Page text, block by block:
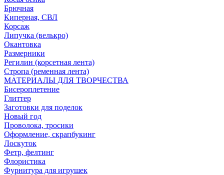
Брючная
Киперная, СВЛ
Корсаж
Липучка (велькро)
Окантовка
Размерники
Регилин (корсетная лента)
Стропа (ременная лента)
МАТЕРИАЛЫ ДЛЯ ТВОРЧЕСТВА
Бисероплетение
Глиттер
Заготовки для поделок
Новый год
Проволока, тросики
Оформление, скрапбукинг
Лоскуток
Фетр, фелтинг
Флористика
Фурнитура для игрушек